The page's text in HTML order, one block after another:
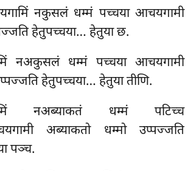
नकुसलं धम्मं पच्चया आचयगामी
हेतुपच्चया… हेतुया छ.
नअकुसलं धम्मं पच्चया आचयगामी
हेतुपच्चया… हेतुया तीणि.
नअब्याकतं धम्मं पटिच्च
अब्याकतो धम्मो उप्पज्जति
पञ्च.